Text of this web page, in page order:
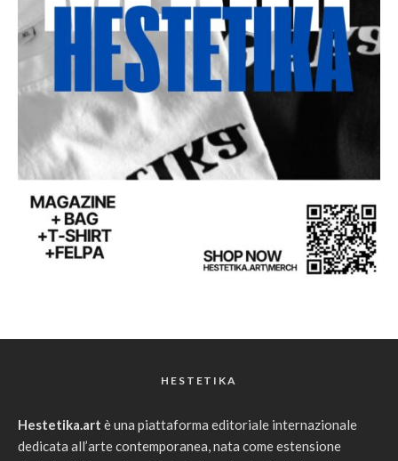
HESTETIKA
Hestetika.art è una piattaforma editoriale internazionale
dedicata all’arte contemporanea, nata come estensione